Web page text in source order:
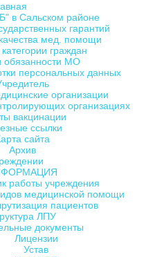
в Сальском районе
гарантий
мед. помощи
граждан
обязанности МО
персональных данных
организации
организациях
вакцинации
ссылки
сайта
Архив
работы учреждения
медицинской помощи
пациентов
ЛПУ
документы
Лицензии
Устав